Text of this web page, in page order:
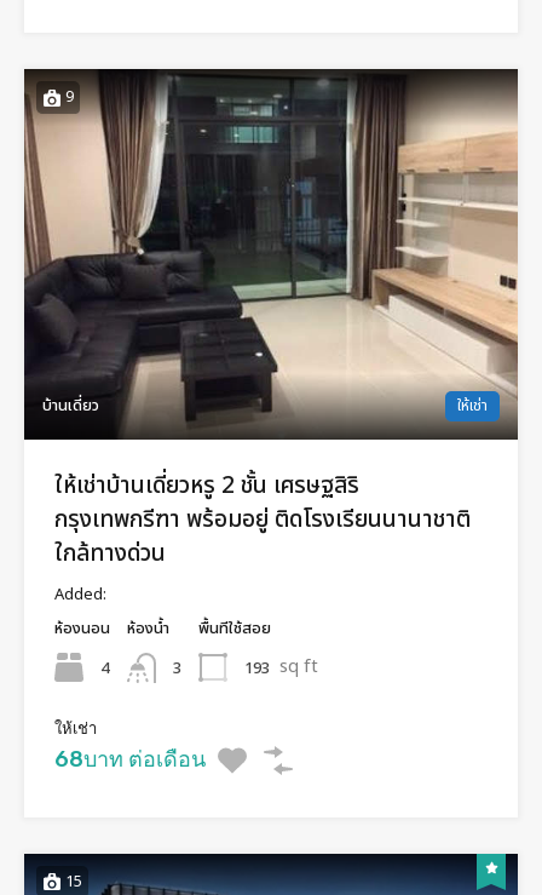
9
บ้านเดี่ยว ให้เช่า
ให้เช่าบ้านเดี่ยวหรู 2 ชั้น เศรษฐสิริ
กรุงเทพกรีฑา พร้อมอยู่ ติดโรงเรียนนานาชาติ
ใกล้ทางด่วน
Added:
ห้องนอน
4
ห้องน้ำ
3
พื้นทีใช้สอย
193 sq ft
ให้เช่า
68บาท ต่อเดือน
15